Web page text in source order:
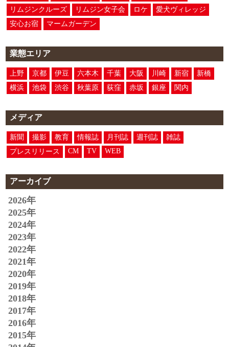
リムジンクルーズ
リムジン女子会 ロケ
愛犬ヴィレッジ
安心お宿
マームガーデン
業態エリア
上野 京都 伊豆 六本木 千葉 大阪 川崎 新宿
新橋
横浜
池袋 渋谷 秋葉原 荻窪 赤坂 銀座 関内
メディア
新聞 撮影 教育 情報誌 月刊誌 週刊誌
雑誌
プレスリリース
CM TV WEB
アーカイブ
2026年
2025年
2024年
2023年
2022年
2021年
2020年
2019年
2018年
2017年
2016年
2015年